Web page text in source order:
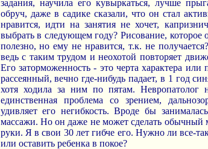
задания, научила его кувыркаться, лучше
обруч, даже в садике сказали, что он стал
нравится, идти на занятия не хочет,
выбрать в следующем году? Рисование,
полезно, но ему не нравится, т.к. не
ведь с таким трудом и неохотой повторяет
Его заторможенность - это черта характера
рассеянный, вечно где-нибудь падает, в 1 год
хотя ходила за ним по пятам. Невропатолог
единственная проблема со зрением,
удивляет его негибкость. Вроде бы
массажи. Но он даже не может сделать обычный
руки. Я в свои 30 лет гибче его. Нужно ли все-
или оставить ребенка в покое?